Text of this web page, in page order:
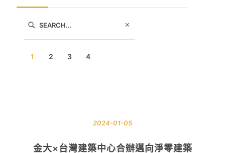
1 2 3 4
2024-01-05
金大×台灣建築中心合辦邁向淨零建築